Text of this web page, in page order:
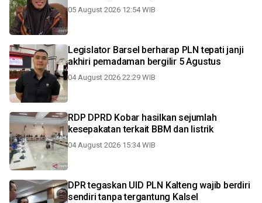
05 August 2026 12:54 WIB
Legislator Barsel berharap PLN tepati janji
akhiri pemadaman bergilir 5 Agustus
04 August 2026 22:29 WIB
RDP DPRD Kobar hasilkan sejumlah
kesepakatan terkait BBM dan listrik
04 August 2026 15:34 WIB
DPR tegaskan UID PLN Kalteng wajib berdiri
sendiri tanpa tergantung Kalsel